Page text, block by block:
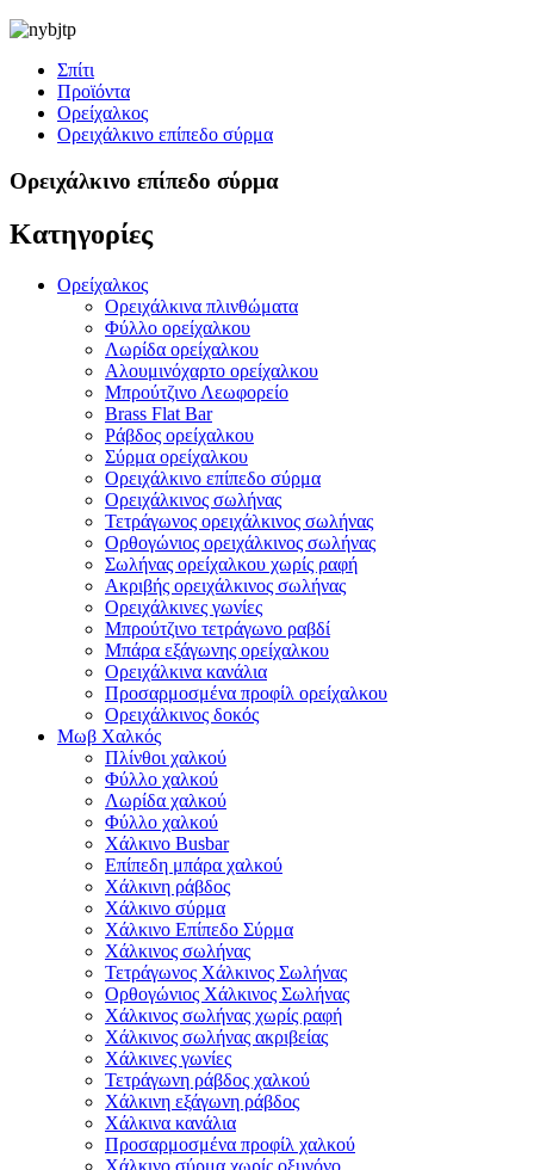
Σπίτι
Προϊόντα
Ορείχαλκος
Ορειχάλκινο επίπεδο σύρμα
Ορειχάλκινο επίπεδο σύρμα
Κατηγορίες
Ορείχαλκος
Ορειχάλκινα πλινθώματα
Φύλλο ορείχαλκου
Λωρίδα ορείχαλκου
Αλουμινόχαρτο ορείχαλκου
Μπρούτζινο Λεωφορείο
Brass Flat Bar
Ράβδος ορείχαλκου
Σύρμα ορείχαλκου
Ορειχάλκινο επίπεδο σύρμα
Ορειχάλκινος σωλήνας
Τετράγωνος ορειχάλκινος σωλήνας
Ορθογώνιος ορειχάλκινος σωλήνας
Σωλήνας ορείχαλκου χωρίς ραφή
Ακριβής ορειχάλκινος σωλήνας
Ορειχάλκινες γωνίες
Μπρούτζινο τετράγωνο ραβδί
Μπάρα εξάγωνης ορείχαλκου
Ορειχάλκινα κανάλια
Προσαρμοσμένα προφίλ ορείχαλκου
Ορειχάλκινος δοκός
Μωβ Χαλκός
Πλίνθοι χαλκού
Φύλλο χαλκού
Λωρίδα χαλκού
Φύλλο χαλκού
Χάλκινο Busbar
Επίπεδη μπάρα χαλκού
Χάλκινη ράβδος
Χάλκινο σύρμα
Χάλκινο Επίπεδο Σύρμα
Χάλκινος σωλήνας
Τετράγωνος Χάλκινος Σωλήνας
Ορθογώνιος Χάλκινος Σωλήνας
Χάλκινος σωλήνας χωρίς ραφή
Χάλκινος σωλήνας ακριβείας
Χάλκινες γωνίες
Τετράγωνη ράβδος χαλκού
Χάλκινη εξάγωνη ράβδος
Χάλκινα κανάλια
Προσαρμοσμένα προφίλ χαλκού
Χάλκινο σύρμα χωρίς οξυγόνο